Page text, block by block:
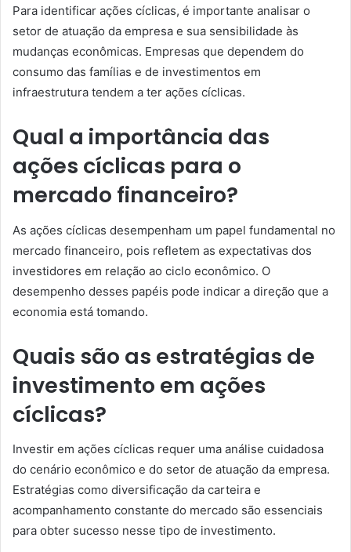
Para identificar ações cíclicas, é importante analisar o
setor de atuação da empresa e sua sensibilidade às
mudanças econômicas. Empresas que dependem do
consumo das famílias e de investimentos em
infraestrutura tendem a ter ações cíclicas.
Qual a importância das
ações cíclicas para o
mercado financeiro?
As ações cíclicas desempenham um papel fundamental no
mercado financeiro, pois refletem as expectativas dos
investidores em relação ao ciclo econômico. O
desempenho desses papéis pode indicar a direção que a
economia está tomando.
Quais são as estratégias de
investimento em ações
cíclicas?
Investir em ações cíclicas requer uma análise cuidadosa
do cenário econômico e do setor de atuação da empresa.
Estratégias como diversificação da carteira e
acompanhamento constante do mercado são essenciais
para obter sucesso nesse tipo de investimento.